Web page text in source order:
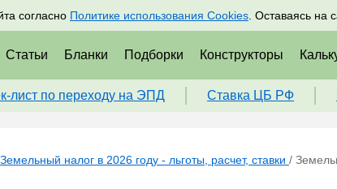
согласно Политике использования Cookies . Оставаясь на
Подписаться
Статьи Бланки Подборки Конструкторы
лист по переходу на ЭПД Ставка ЦБ РФ
Земельный налог в 2026 году - льготы, расчет, ставки /